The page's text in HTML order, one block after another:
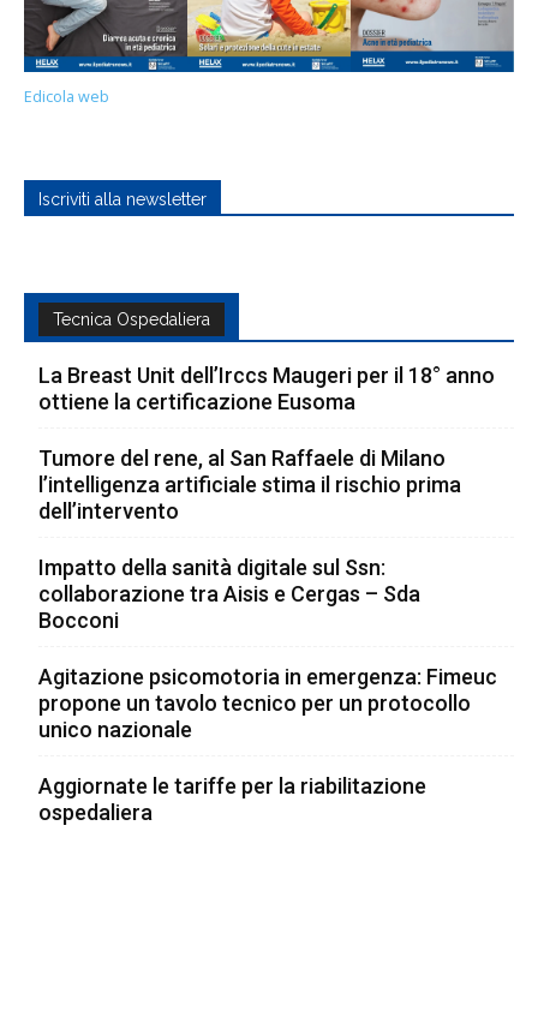
Edicola web
Iscriviti alla newsletter
Tecnica Ospedaliera
La Breast Unit dell’Irccs Maugeri per il 18° anno
ottiene la certificazione Eusoma
Tumore del rene, al San Raffaele di Milano
l’intelligenza artificiale stima il rischio prima
dell’intervento
Impatto della sanità digitale sul Ssn:
collaborazione tra Aisis e Cergas – Sda
Bocconi
Agitazione psicomotoria in emergenza: Fimeuc
propone un tavolo tecnico per un protocollo
unico nazionale
Aggiornate le tariffe per la riabilitazione
ospedaliera